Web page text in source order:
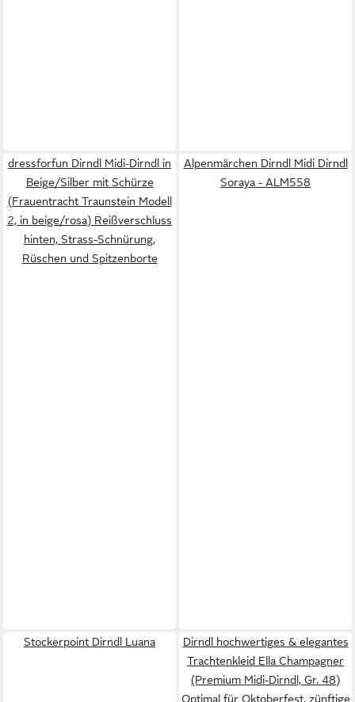
dressforfun Dirndl Midi-Dirndl in
Beige/Silber mit Schürze
(Frauentracht Traunstein Modell
2, in beige/rosa) Reißverschluss
hinten, Strass-Schnürung,
Rüschen und Spitzenborte
Alpenmärchen Dirndl Midi Dirndl
Soraya - ALM558
Stockerpoint Dirndl Luana
Dirndl hochwertiges & elegantes
Trachtenkleid Ella Champagner
(Premium Midi-Dirndl, Gr. 48)
Optimal für Oktoberfest, zünftige